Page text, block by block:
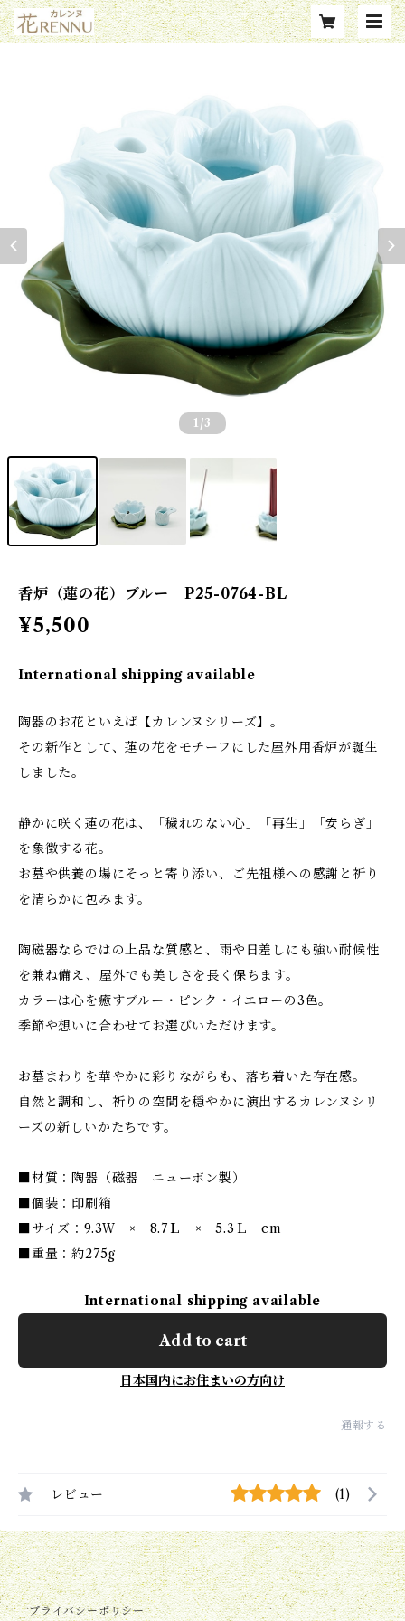
1 /3
香炉（蓮の花）ブルー P25-0764-BL
¥5,500
International shipping available
陶器のお花といえば【カレンヌシリーズ】。
その新作として、蓮の花をモチーフにした屋外用香炉が誕生
しました。
静かに咲く蓮の花は、「穢れのない心」「再生」「安らぎ」
を象徴する花。
お墓や供養の場にそっと寄り添い、ご先祖様への感謝と祈り
を清らかに包みます。
陶磁器ならではの上品な質感と、雨や日差しにも強い耐候性
を兼ね備え、屋外でも美しさを長く保ちます。
カラーは心を癒すブルー・ピンク・イエローの3色。
季節や想いに合わせてお選びいただけます。
お墓まわりを華やかに彩りながらも、落ち着いた存在感。
自然と調和し、祈りの空間を穏やかに演出するカレンヌシリ
ーズの新しいかたちです。
■材質：陶器（磁器 ニューボン製）
■個装：印刷箱
■サイズ：9.3Ｗ × 8.7Ｌ × 5.3Ｌ cm
■重量：約275g
International shipping available
Add to cart
日本国内にお住まいの方向け
通報する
レビュー (1)
プライバシーポリシー